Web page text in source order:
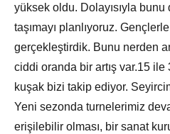
yüksek oldu. Dolayısıyla
taşımayı planlıyoruz.
gerçekleştirdik. Bunu nerden
ciddi oranda bir artış var.15 ile
kuşak bizi takip ediyor.
Yeni sezonda turnelerimiz
erişilebilir olması, bir sanat